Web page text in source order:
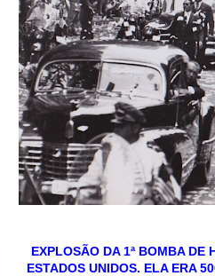
EXPLOSÃO DA 1ª BOMBA DE
ESTADOS UNIDOS. ELA ERA